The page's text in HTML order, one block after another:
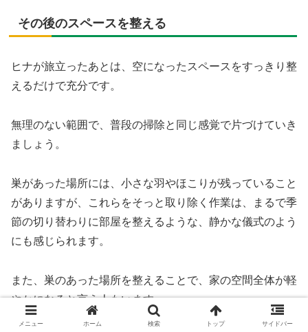
その後のスペースを整える
ヒナが旅立ったあとは、空になったスペースをすっきり整
えるだけで充分です。
無理のない範囲で、普段の掃除と同じ感覚で片づけていき
ましょう。
巣があった場所には、小さな羽やほこりが残っていること
がありますが、これらをそっと取り除く作業は、まるで季
節の切り替わりに部屋を整えるような、静かな儀式のよう
にも感じられます。
また、巣のあった場所を整えることで、家の空間全体が軽
やかになると言う人もいます。
メニュー ホーム 検索 トップ サイドバー